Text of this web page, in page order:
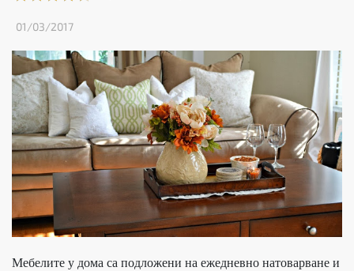
01/03/2017
Мебелите у дома са подложени на ежедневно натоварване и